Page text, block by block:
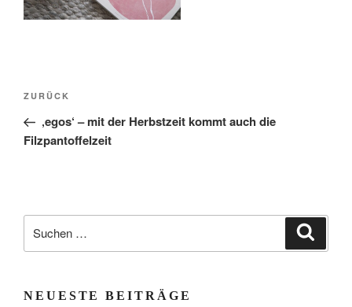
Beitragsnavigation
Vorheriger
Beitrag
ZURÜCK
‚egos‘ – mit der Herbstzeit kommt auch die
Filzpantoffelzeit
nach:
NEUESTE BEITRÄGE